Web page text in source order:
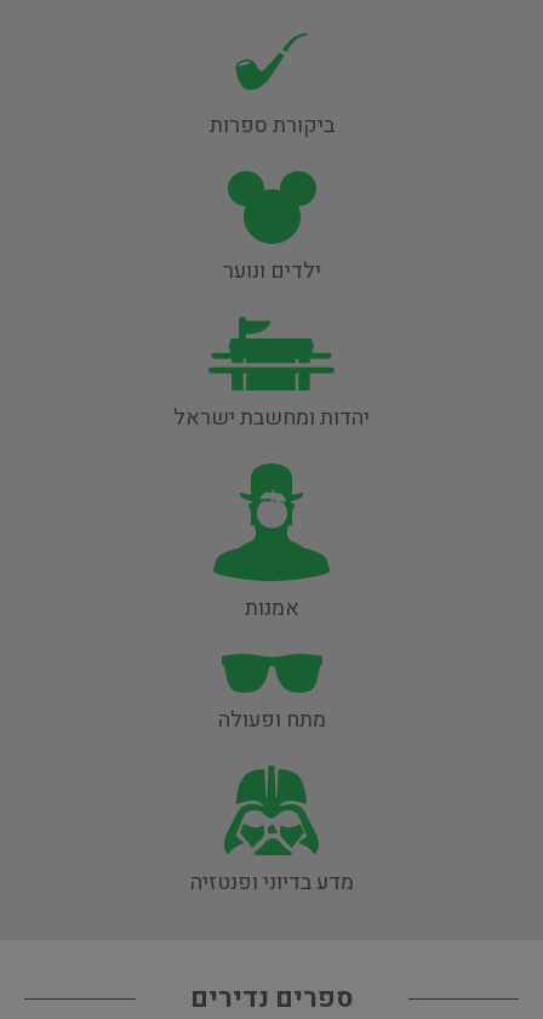
ביקורת ספרות
ילדים ונוער
יהדות ומחשבת ישראל
אמנות
מתח ופעולה
מדע בדיוני ופנטזיה
ספרים נדירים